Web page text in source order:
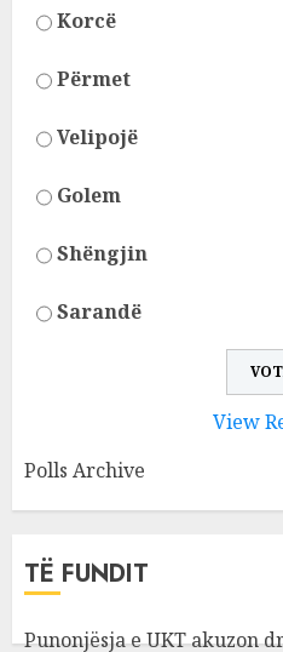
Korcë
Përmet
Velipojë
Golem
Shëngjin
Sarandë
View
Polls Archive
TË FUNDIT
Punonjësja e UKT akuzon